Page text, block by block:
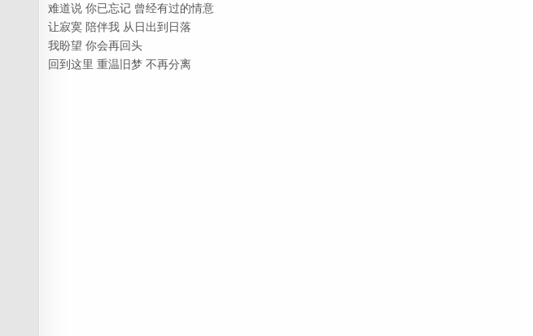
难道说 你已忘记 曾经有过的情意
让寂寞 陪伴我 从日出到日落
我盼望 你会再回头
回到这里 重温旧梦 不再分离